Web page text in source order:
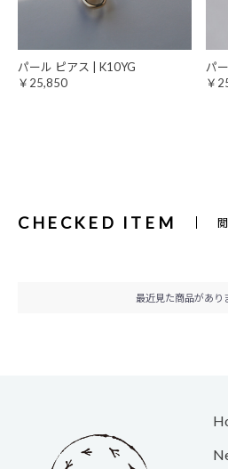
パール ピアス | K10YG
￥25,850
パ
￥
CHECKED ITEM
最近見た商品があり